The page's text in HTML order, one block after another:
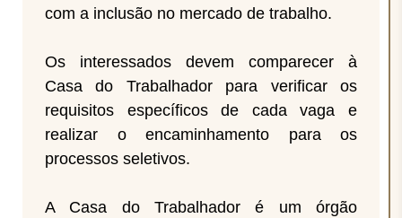
com a inclusão no mercado de trabalho.
Os interessados devem comparecer à
Casa do Trabalhador para verificar os
requisitos específicos de cada vaga e
realizar o encaminhamento para os
processos seletivos.
A Casa do Trabalhador é um órgão